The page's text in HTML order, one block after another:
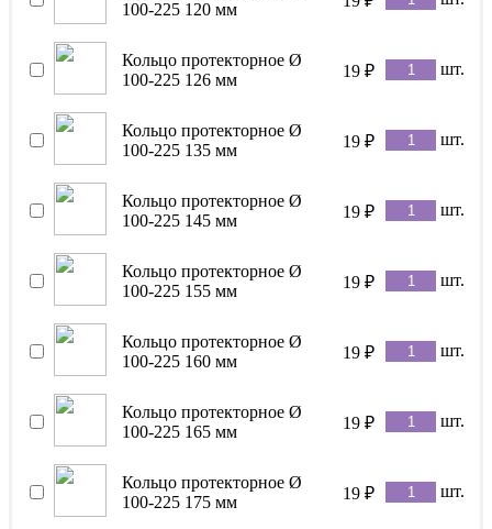
100-225 120 мм
Кольцо протекторное Ø
100-225 126 мм
19 ₽ шт.
Кольцо протекторное Ø
100-225 135 мм
19 ₽ шт.
Кольцо протекторное Ø
100-225 145 мм
19 ₽ шт.
Кольцо протекторное Ø
100-225 155 мм
19 ₽ шт.
Кольцо протекторное Ø
100-225 160 мм
19 ₽ шт.
Кольцо протекторное Ø
100-225 165 мм
19 ₽ шт.
Кольцо протекторное Ø
100-225 175 мм
19 ₽ шт.